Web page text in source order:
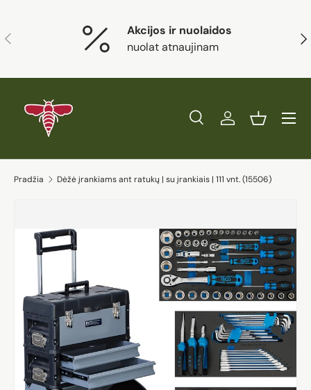
Ankstesnis
Akcijos ir nuolaidos
nuolat atnaujinam
Ieškoti
Prekės tipas
PaieškaPrisijungtiKrepšelis
Pradžia Dėžė įrankiams ant ratukų | su įrankiais | 111 vnt. (15506)